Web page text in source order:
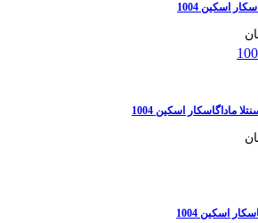
اسکین 1004
ماداگاسکار اسکین 1004
اسکین 1004